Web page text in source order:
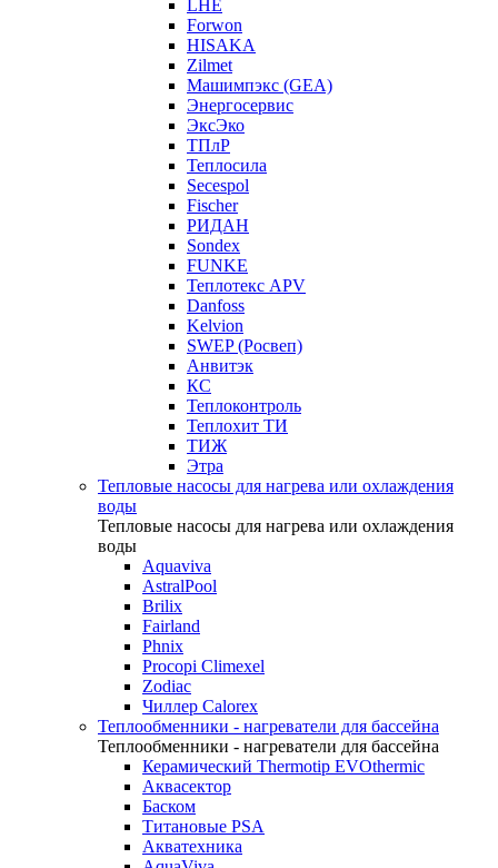
LHE
Forwon
HISAKA
Zilmet
Машимпэкс (GEA)
Энергосервис
ЭксЭко
ТПлР
Теплосила
Secespol
Fischer
РИДАН
Sondex
FUNKE
Теплотекс APV
Danfoss
Kelvion
SWEP (Росвеп)
Анвитэк
КС
Теплоконтроль
Теплохит ТИ
ТИЖ
Этра
Тепловые насосы для нагрева или охлаждения
воды
Тепловые насосы для нагрева или охлаждения
воды
Aquaviva
AstralPool
Brilix
Fairland
Phnix
Procopi Climexel
Zodiac
Чиллер Calorex
Теплообменники - нагреватели для бассейна
Теплообменники - нагреватели для бассейна
Керамический Thermotip EVOthermic
Аквасектор
Баском
Титановые PSA
Акватехника